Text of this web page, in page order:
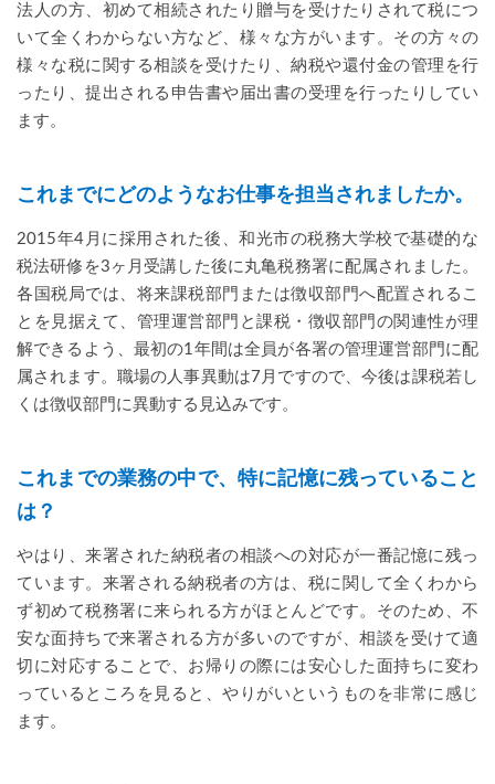
法人の方、初めて相続されたり贈与を受けたりされて税につ
いて全くわからない方など、様々な方がいます。その方々の
様々な税に関する相談を受けたり、納税や還付金の管理を行
ったり、提出される申告書や届出書の受理を行ったりしてい
ます。
これまでにどのようなお仕事を担当されましたか。
2015年4月に採用された後、和光市の税務大学校で基礎的な
税法研修を3ヶ月受講した後に丸亀税務署に配属されました。
各国税局では、将来課税部門または徴収部門へ配置されるこ
とを見据えて、管理運営部門と課税・徴収部門の関連性が理
解できるよう、最初の1年間は全員が各署の管理運営部門に配
属されます。職場の人事異動は7月ですので、今後は課税若し
くは徴収部門に異動する見込みです。
これまでの業務の中で、特に記憶に残っていること
は？
やはり、来署された納税者の相談への対応が一番記憶に残っ
ています。来署される納税者の方は、税に関して全くわから
ず初めて税務署に来られる方がほとんどです。そのため、不
安な面持ちで来署される方が多いのですが、相談を受けて適
切に対応することで、お帰りの際には安心した面持ちに変わ
っているところを見ると、やりがいというものを非常に感じ
ます。